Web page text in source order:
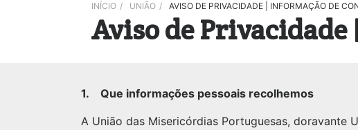
INÍCIO / UNIÃO / AVISO DE PRIVACIDADE | INFORMAÇÃO DE
Aviso de
1. Que informações pessoais recolhemos
A União das Misericórdias Portuguesas, doravante